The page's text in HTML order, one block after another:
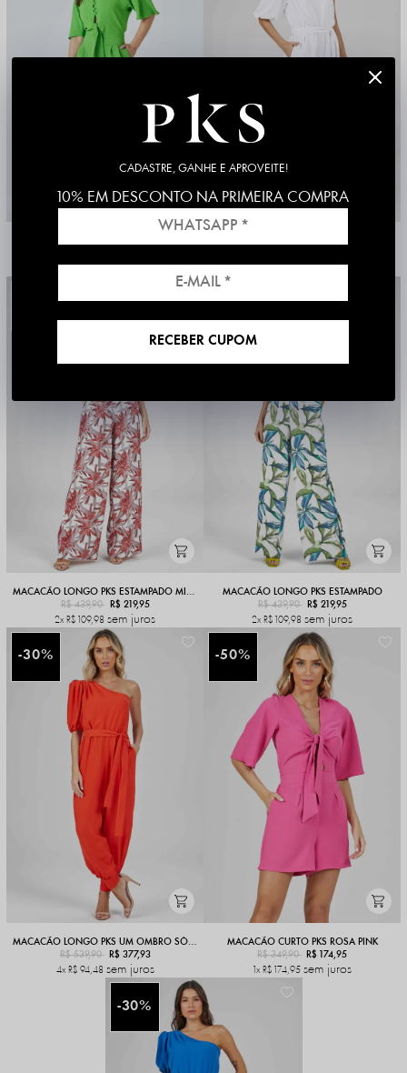
sem juros sem juros
MACACÃO LONGO PKS ESTAMPADO MIX LARANJA
R$ 439,90
R$ 219,95
2x R$ 109,98 sem juros
50%
MACACÃO LONGO PKS ESTAMPADO
R$ 439,90
R$ 219,95
2x R$ 109,98 sem juros
30%
MACACÃO LONGO PKS UM OMBRO SÓ LARANJA
R$ 539,90
R$ 377,93
4x R$ 94,48 sem juros
50%
MACACÃO CURTO PKS ROSA PINK
R$ 349,90
R$ 174,95
1x R$ 174,95 sem juros
30%
CADASTRE, GANHE E APROVEITE!
10% EM DESCONTO NA PRIMEIRA COMPRA
RECEBER CUPOM